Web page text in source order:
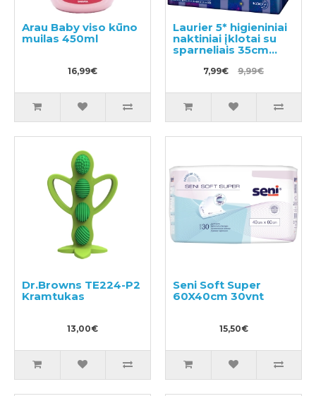
Arau Baby viso kūno
muilas 450ml
16,99€
Laurier 5* higieniniai
naktiniai įklotai su
sparneliais 35cm
7,99€ 9,99€
Dr.Browns TE224-P2
Kramtukas
13,00€
Seni Soft Super
60X40cm 30vnt
15,50€